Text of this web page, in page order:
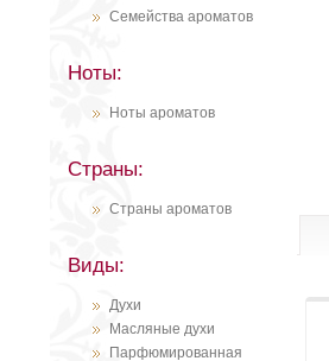
Семейства ароматов
Ноты:
Ноты ароматов
Страны:
Страны ароматов
Виды:
Духи
Масляные духи
Парфюмированная